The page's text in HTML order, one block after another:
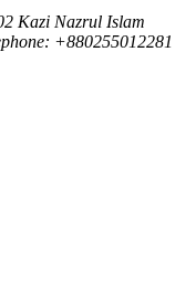
Kazi Nazrul Islam
+880255012281